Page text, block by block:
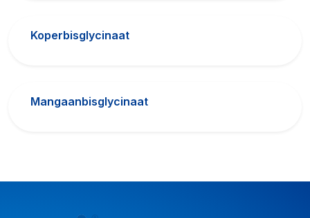
Koperbisglycinaat
Mangaanbisglycinaat